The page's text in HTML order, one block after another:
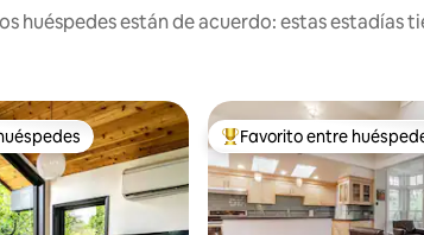
huéspedes están de acuerdo: estas
más destacados Favorito entre los
Favorito entre